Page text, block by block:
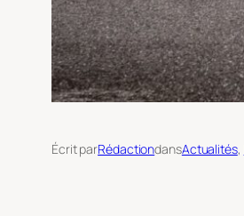
Écrit parRédactiondansActualités,